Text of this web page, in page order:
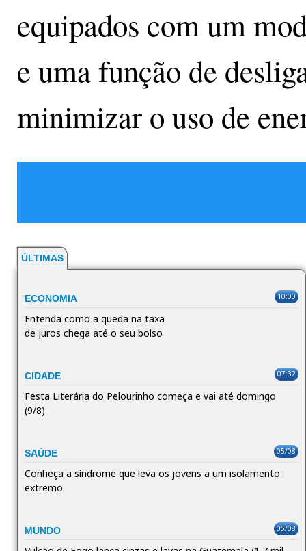
equipados com um
e uma função de
minimizar o uso de
ÚLTIMAS
ECONOMIA 10:00
Entenda como a queda na taxa
de juros chega até o seu bolso
CIDADE 07:32
Festa Literária do Pelourinho começa e vai até domingo
(9/8)
SAÚDE 05/08
Conheça a síndrome que leva os jovens a um isolamento
extremo
MUNDO 05/08